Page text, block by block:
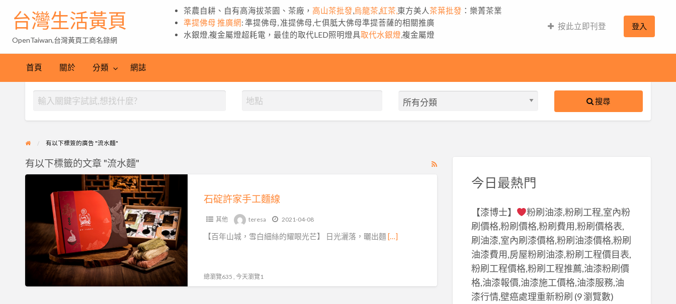
台灣生活黃頁
OpenTaiwan,台灣黃頁工商名錄網
茶農自耕、自有高海拔茶園、茶廠， 高山茶批發 烏龍茶 紅茶, 東方美人 茶葉批發 ：樂菁茶業
準提佛母 推廣網: 準提佛母, 准提佛母,七俱胝大佛母準提菩薩的相關推廣
水銀燈,複金屬燈超耗電，最佳的取代LED照明燈具取代水銀燈 ,複金屬燈
按此立即刊登 登入
首頁 關於 分類 網誌
搜尋
有以下標簽的廣告 "流水麵"
RSS
有以下標籤的文章 "流水麵"
家
麵
石碇許家手工麵線
其他 teresa 2021-04-08
【百年山城，雪白細絲的耀眼光芒】 日光灑落，曬出麵 […]
總瀏覽635 , 今天瀏覽1
今日最熱門
【漆博士】
粉刷油漆,粉刷工程,室內粉
刷價格,粉刷價格,粉刷費用,粉刷價格表,
刷油漆,室內刷漆價格,粉刷油漆價格,粉刷
油漆費用,房屋粉刷油漆,粉刷工程價目表,
粉刷工程價格,粉刷工程推薦,油漆粉刷價
格,油漆報價,油漆施工價格,油漆服務,油
漆行情,壁癌處理重新粉刷 (9 瀏覽數)